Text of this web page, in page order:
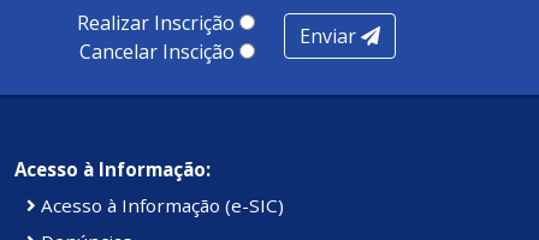
Realizar Inscrição
Cancelar Inscição
Enviar
Acesso à Informação:
Acesso à Informação (e-SIC)